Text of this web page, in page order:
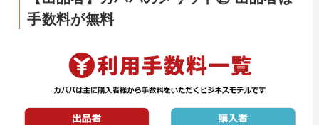
手数料が無料